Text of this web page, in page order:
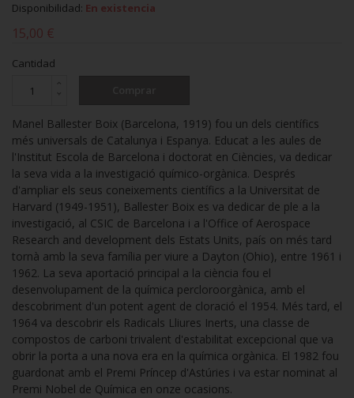
Disponibilidad: En existencia
15,00 €
Cantidad
Manel Ballester Boix (Barcelona, 1919) fou un dels científics
més universals de Catalunya i Espanya. Educat a les aules de
l'Institut Escola de Barcelona i doctorat en Ciències, va dedicar
la seva vida a la investigació químico-orgànica. Després
d'ampliar els seus coneixements científics a la Universitat de
Harvard (1949-1951), Ballester Boix es va dedicar de ple a la
investigació, al CSIC de Barcelona i a l'Office of Aerospace
Research and development dels Estats Units, país on més tard
tornà amb la seva família per viure a Dayton (Ohio), entre 1961 i
1962. La seva aportació principal a la ciència fou el
desenvolupament de la química percloroorgànica, amb el
descobriment d'un potent agent de cloració el 1954. Més tard, el
1964 va descobrir els Radicals Lliures Inerts, una classe de
compostos de carboni trivalent d'estabilitat excepcional que va
obrir la porta a una nova era en la química orgànica. El 1982 fou
guardonat amb el Premi Príncep d'Astúries i va estar nominat al
Premi Nobel de Química en onze ocasions.